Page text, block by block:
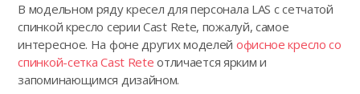
В модельном ряду кресел для персонала LAS с сетчатой
спинкой кресло серии Cast Rete, пожалуй, самое
интересное. На фоне других моделей офисное кресло со
спинкой-сетка Cast Rete отличается ярким и
запоминающимся дизайном.